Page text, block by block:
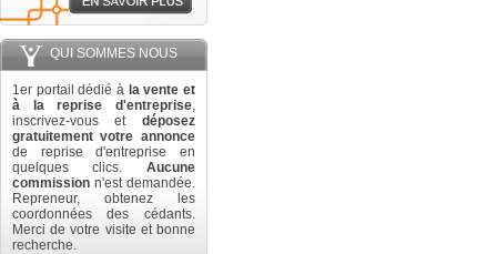
QUI SOMMES NOUS
1er portail dédié à la vente et
à la reprise d'entreprise,
inscrivez-vous et déposez
gratuitement votre annonce
de reprise d'entreprise en
quelques clics. Aucune
commission n'est demandée.
Repreneur, obtenez les
coordonnées des cédants.
Merci de votre visite et bonne
recherche.